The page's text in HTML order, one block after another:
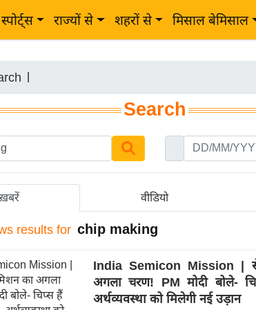
स्पोर्ट्स राज्यों से शहरों से मिसाल बेमिसाल
Search
ख़बरें वीडियो
results for chip making
India Semicon Mission |
अगला चरण! PM मोदी बोले-
अर्थव्यवस्था को मिलेगी नई उड़ान